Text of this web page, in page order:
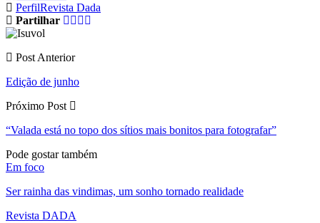
PerfilRevista Dada
Partilhar
Post Anterior
Edição de junho
Próximo Post
“Valada está no topo dos sítios mais bonitos para fotografar”
Pode gostar também
Em foco
Ser rainha das vindimas, um sonho tornado realidade
Revista DADA